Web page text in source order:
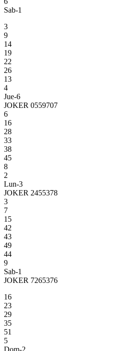
Sab-1
3
9
14
19
22
26
13
4
Jue-6
JOKER 0559707
6
16
28
33
38
45
8
2
Lun-3
JOKER 2455378
3
7
15
42
43
49
44
9
Sab-1
JOKER 7265376
16
23
29
35
51
5
Dom-2